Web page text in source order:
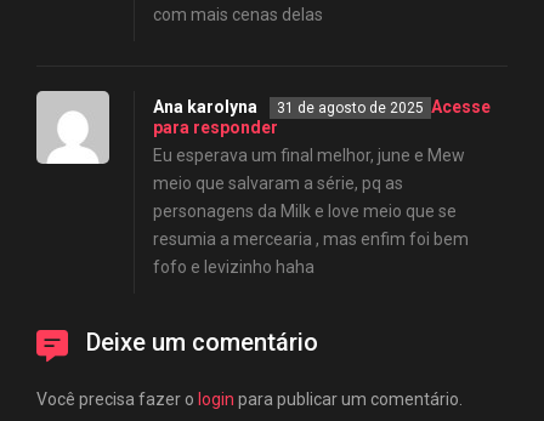
com mais cenas delas
Ana karolyna 31 de agosto de 2025 Acesse
para responder
Eu esperava um final melhor, june e Mew
meio que salvaram a série, pq as
personagens da Milk e love meio que se
resumia a mercearia , mas enfim foi bem
fofo e levizinho haha
Deixe um comentário
Você precisa fazer o login para publicar um comentário.